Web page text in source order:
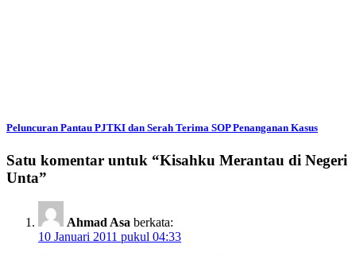
Peluncuran Pantau PJTKI dan Serah Terima SOP Penanganan Kasus
Satu komentar untuk “Kisahku Merantau di Negeri
Unta”
Ahmad Asa berkata:
10 Januari 2011 pukul 04:33